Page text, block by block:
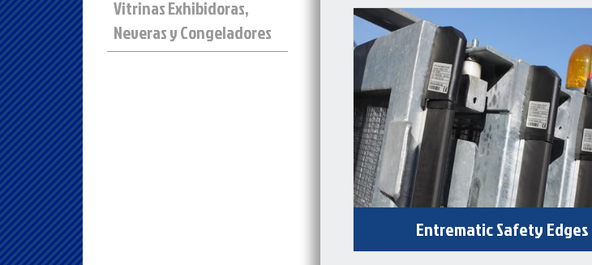
Vitrinas Exhibidoras,
Neveras y Congeladores
Entrematic Safety Edges